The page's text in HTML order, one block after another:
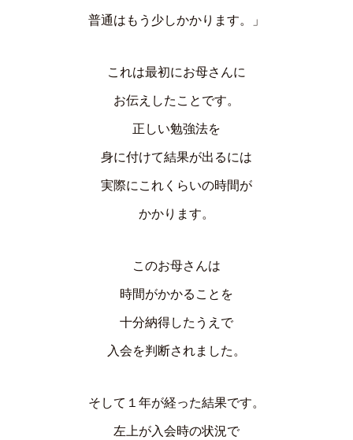
普通はもう少しかかります。」
これは最初にお母さんに
お伝えしたことです。
正しい勉強法を
身に付けて結果が出るには
実際にこれくらいの時間が
かかります。
このお母さんは
時間がかかることを
十分納得したうえで
入会を判断されました。
そして１年が経った結果です。
左上が入会時の状況で